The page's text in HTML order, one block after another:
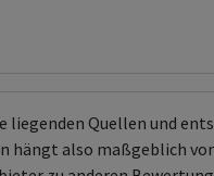
Quellen und
hängt also maßgeblich